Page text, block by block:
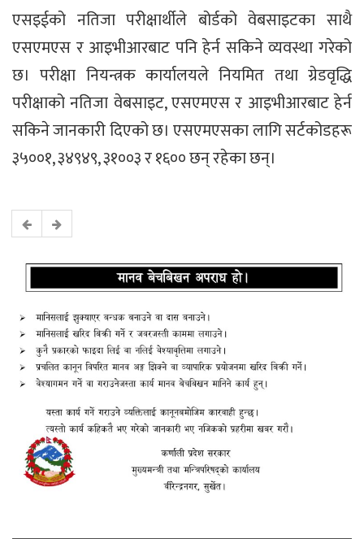
एसइईको नतिजा परीक्षार्थीले बोर्डको वेबसाइटका साथै
एसएमएस र आइभीआरबाट पनि हेर्न सकिने व्यवस्था गरेको
छ। परीक्षा नियन्त्रक कार्यालयले नियमित तथा ग्रेडवृद्धि
परीक्षाको नतिजा वेबसाइट, एसएमएस र आइभीआरबाट हेर्न
सकिने जानकारी दिएको छ। एसएमएसका लागि सर्टकोडहरू
३५००१, ३४९४९, ३१००३ र १६०० छन् रहेका छन्।